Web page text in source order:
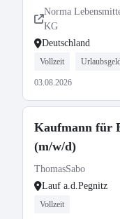
Norma
KG
Deutschland
Vollzeit
03.08.2026
Kaufmann für
(m/w/d)
ThomasSabo
Lauf a.d.Pegnitz
Vollzeit